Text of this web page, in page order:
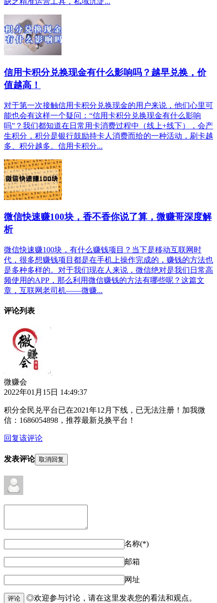
信用卡积分兑换现金有什么影响吗？越早兑换，价
值越高！
对于第一次接触信用卡积分兑换现金的用户来说，他们心里可
能也会有这样一个疑问：“信用卡积分兑换现金有什么影响
吗”？我们都知道在日常用卡消费过程中（线上+线下），会产
生积分，积分是银行鼓励持卡人消费而给的一种活动，刷卡越
多、积分越多。信用卡积分...
微信快速赚100块，香不香你说了算，微赚哥深度解
析
微信快速赚100块，有什么赚钱项目？当下是移动互联网时
代，很多想赚钱项目都是在手机上操作完成的，赚钱的方法也
是多种多样的。对于我们现在人来说，微信绝对是我们日常高
频使用的APP，那么利用微信赚钱的方法有哪些呢？这篇文
章，互联网老司机——微赚...
评论列表
微赚会
2022年01月15日 14:49:37
积分全民兑平台已在2021年12月下线，已无法注册！加我微
信：1686054898，推荐最新兑换平台！
回复该评论
发表评论 取消回复
名称(*)
邮箱
网址
评论 ◎欢迎参与讨论，请在这里发表您的看法和观点。